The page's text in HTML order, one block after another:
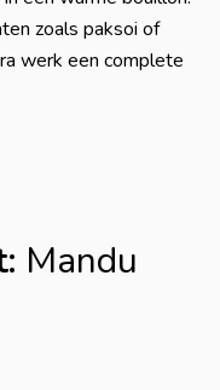
zoals paksoi of
werk een complete
Mandu